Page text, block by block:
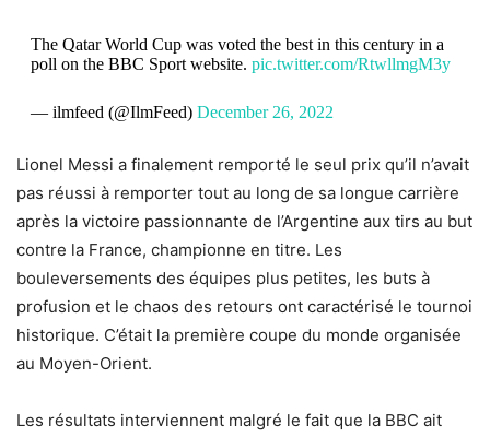
The Qatar World Cup was voted the best in this century in a
poll on the BBC Sport website. pic.twitter.com/RtwllmgM3y
— ilmfeed (@IlmFeed) December 26, 2022
Lionel Messi a finalement remporté le seul prix qu’il n’avait
pas réussi à remporter tout au long de sa longue carrière
après la victoire passionnante de l’Argentine aux tirs au but
contre la France, championne en titre. Les
bouleversements des équipes plus petites, les buts à
profusion et le chaos des retours ont caractérisé le tournoi
historique. C’était la première coupe du monde organisée
au Moyen-Orient.
Les résultats interviennent malgré le fait que la BBC ait